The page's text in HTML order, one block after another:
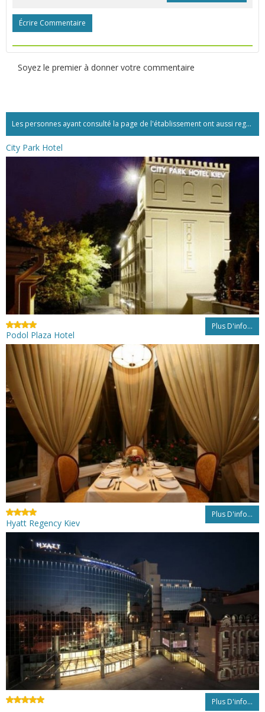
Écrire Commentaire
Soyez le premier à donner votre commentaire
Les personnes ayant consulté la page de l'établissement ont aussi regardé:...
City Park Hotel
Plus D'info...
Podol Plaza Hotel
Plus D'info...
Hyatt Regency Kiev
Plus D'info...